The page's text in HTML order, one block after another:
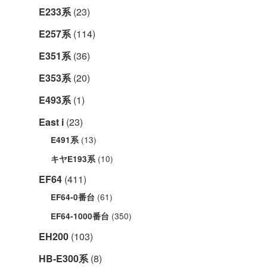
E233系(23)
E257系(114)
E351系(36)
E353系(20)
E493系(1)
East i (23)
E491系 (13)
キヤE193系 (10)
EF64 (411)
EF64-0番台 (61)
EF64-1000番台 (350)
EH200 (103)
HB-E300系(8)